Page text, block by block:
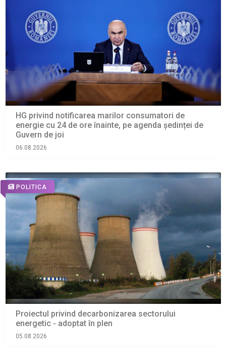
HG privind notificarea marilor consumatori de
energie cu 24 de ore înainte, pe agenda ședinței de
Guvern de joi
06.08.2026
POLITICA
Proiectul privind decarbonizarea sectorului
energetic - adoptat în plen
05.08.2026